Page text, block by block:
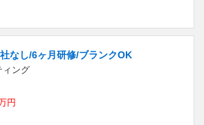
なし/6ヶ月研修/ブランクOK
ィング
円